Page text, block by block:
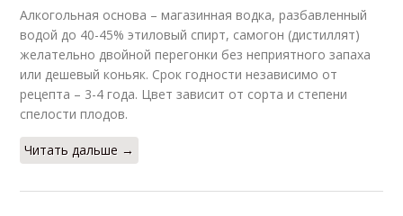
Алкогольная основа – магазинная водка, разбавленный
водой до 40-45% этиловый спирт, самогон (дистиллят)
желательно двойной перегонки без неприятного запаха
или дешевый коньяк. Срок годности независимо от
рецепта – 3-4 года. Цвет зависит от сорта и степени
спелости плодов.
Читать дальше →